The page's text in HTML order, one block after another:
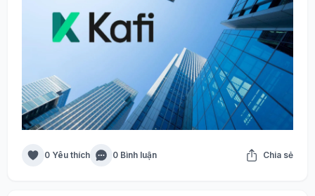
0 Yêu thích 0 Bình luận Chia sẻ